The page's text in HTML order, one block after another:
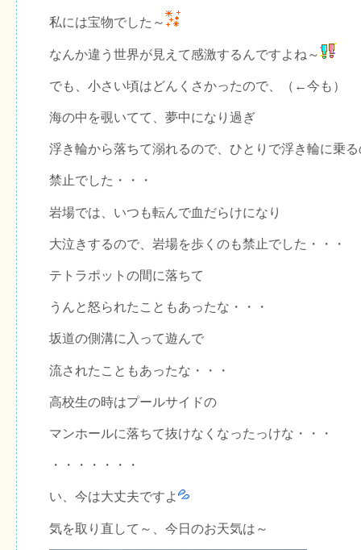
私には宝物でした～
なんか違う世界が見えて感激するんですよね～
でも、小さい頃はどんくさかったので、（←今も）
海の中を覗いてて、夢中になり過ぎ
浮き輪から落ちて溺れるので、ひとりで浮き輪に乗
禁止でした・・・
岩場では、いつも転んで血だらけになり
大泣きするので、岩場を歩くのも禁止でした・・・
テトラポットの間に落ちて
うんと怒られたこともあったな・・・
坂道の側溝に入って遊んで
流されたこともあったな・・・
高校生の時はプールサイドの
マンホールに落ちて抜けなくなったっけな・・・
・・・・・・・
い、今は大丈夫ですよ
気を取り直して～、今日のお天気は～